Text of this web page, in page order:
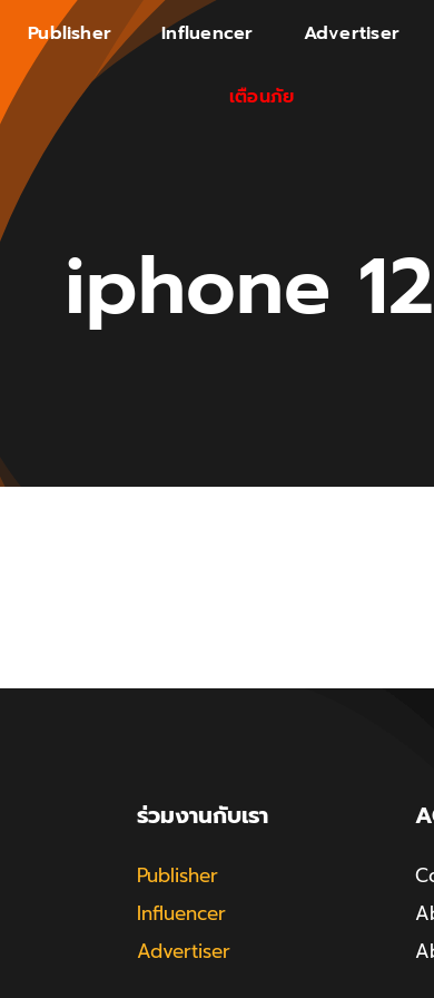
Publisher Influencer Advertiser
เตือนภัย
iphone 12
ร่วมงานกับเรา
Publisher
Influencer
Advertiser